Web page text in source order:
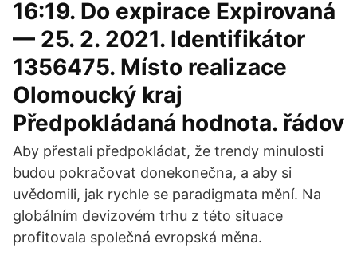
16:19. Do expirace Expirovaná
— 25. 2. 2021. Identifikátor
1356475. Místo realizace
Olomoucký kraj
Předpokládaná hodnota. řádov
Aby přestali předpokládat, že trendy minulosti
budou pokračovat donekonečna, a aby si
uvědomili, jak rychle se paradigmata mění. Na
globálním devizovém trhu z této situace
profitovala společná evropská měna.